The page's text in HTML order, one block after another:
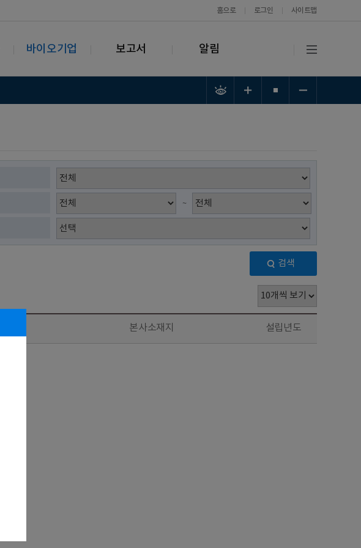
홈으로 로그인 사이트맵
바이오기업 보고서 알림
~
검색
본사소재지 설립년도